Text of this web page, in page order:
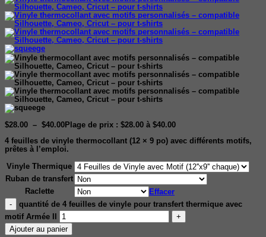
$28.00 – $40.00 Plage de prix : $28.00 à $40.00
4 feuilles de vinyle thermocollant (12 × 9 po) avec différents motifs,
prêtes à l’emploi.
Vinyle Thermique
Ruban de transfert
Raclette
Effacer
quantité de 4 feuilles de vinyle pour transfert thermique avec
motif Armée II
Ajouter au panier